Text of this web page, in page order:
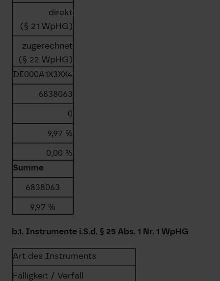
direkt
(§ 21 WpHG)
zugerechnet
(§ 22 WpHG)
DE000A1X3XX4
6838063
0
9,97 %
0,00 %
Summe
6838063
9,97 %
b.1. Instrumente i.S.d. § 25 Abs. 1 Nr. 1 WpHG
Art des Instruments
Fälligkeit / Verfall